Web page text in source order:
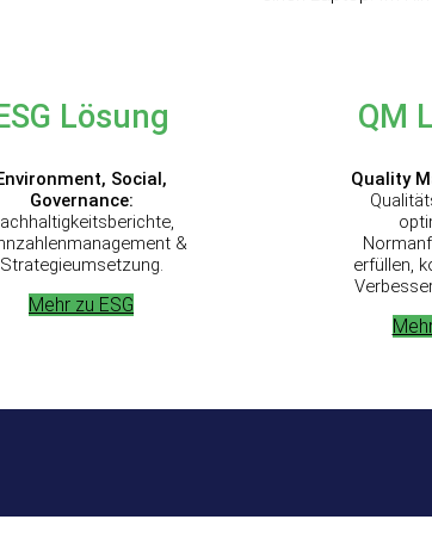
Lösung
Social,
Governance:
&
Strategieumsetzung.
Mehr zu ESG
QM
Quality
erfüllen,